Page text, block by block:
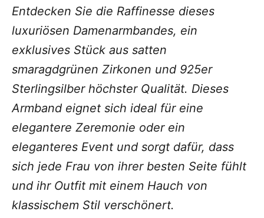
Entdecken Sie die Raffinesse dieses
luxuriösen Damenarmbandes, ein
exklusives Stück aus satten
smaragdgrünen Zirkonen und 925er
Sterlingsilber höchster Qualität. Dieses
Armband eignet sich ideal für eine
elegantere Zeremonie oder ein
eleganteres Event und sorgt dafür, dass
sich jede Frau von ihrer besten Seite fühlt
und ihr Outfit mit einem Hauch von
klassischem Stil verschönert.